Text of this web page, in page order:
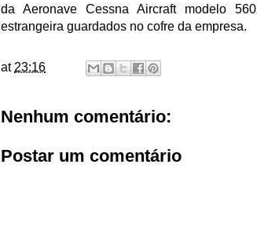
da Aeronave Cessna Aircraft modelo
estrangeira guardados no cofre da empresa.
at 23:16
Nenhum comentário:
Postar um comentário